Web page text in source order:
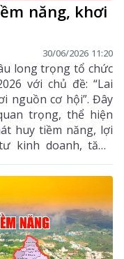
năng, khơi
30/06/2026 11:20
long trọng tổ chức
với chủ đề: “Lai
nguồn cơ hội”. Đây
trọng, thể hiện
huy tiềm năng, lợi
kinh doanh, tăng
đồng doanh nghiệp,